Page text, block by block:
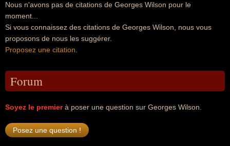
Nous n'avons pas de citations de Georges Wilson pour le
moment...
Si vous connaissez des citations de Georges Wilson, nous vous
proposons de nous les suggérer.
Proposez une citation
Forum
Soyez le premierà poser une question sur Georges Wilson.